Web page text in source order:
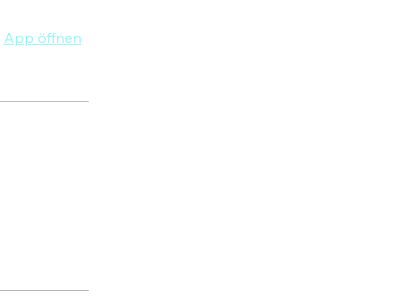
App öffnen